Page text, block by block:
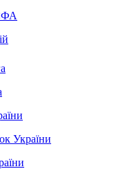
України